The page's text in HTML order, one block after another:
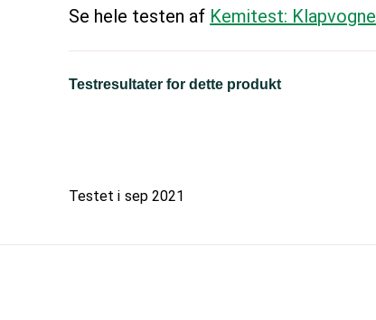
Se hele testen af Kemitest: Klapvogne
Testresultater for dette produkt
Testet i sep 2021